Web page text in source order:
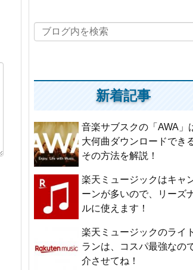
新着記事
音楽サブスクの「AWA」
大何曲ダウンロードでき
その方法を解説！
楽天ミュージックはキャ
ーンが多いので、リーズ
ルに使えます！
楽天ミュージックのライ
ランは、コスパ最強なの
介させてね！